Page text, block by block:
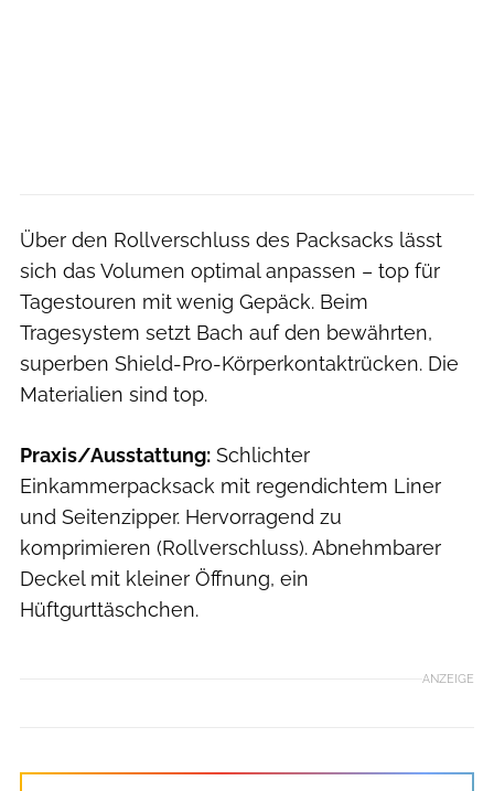
Über den Rollverschluss des Packsacks lässt
sich das Volumen optimal anpassen – top für
Tagestouren mit wenig Gepäck. Beim
Tragesystem setzt Bach auf den bewährten,
superben Shield-Pro-Körperkontaktrücken. Die
Materialien sind top.
Praxis/Ausstattung: Schlichter
Einkammerpacksack mit regendichtem Liner
und Seitenzipper. Hervorragend zu
komprimieren (Rollverschluss). Abnehmbarer
Deckel mit kleiner Öffnung, ein
Hüftgurttäschchen.
ANZEIGE